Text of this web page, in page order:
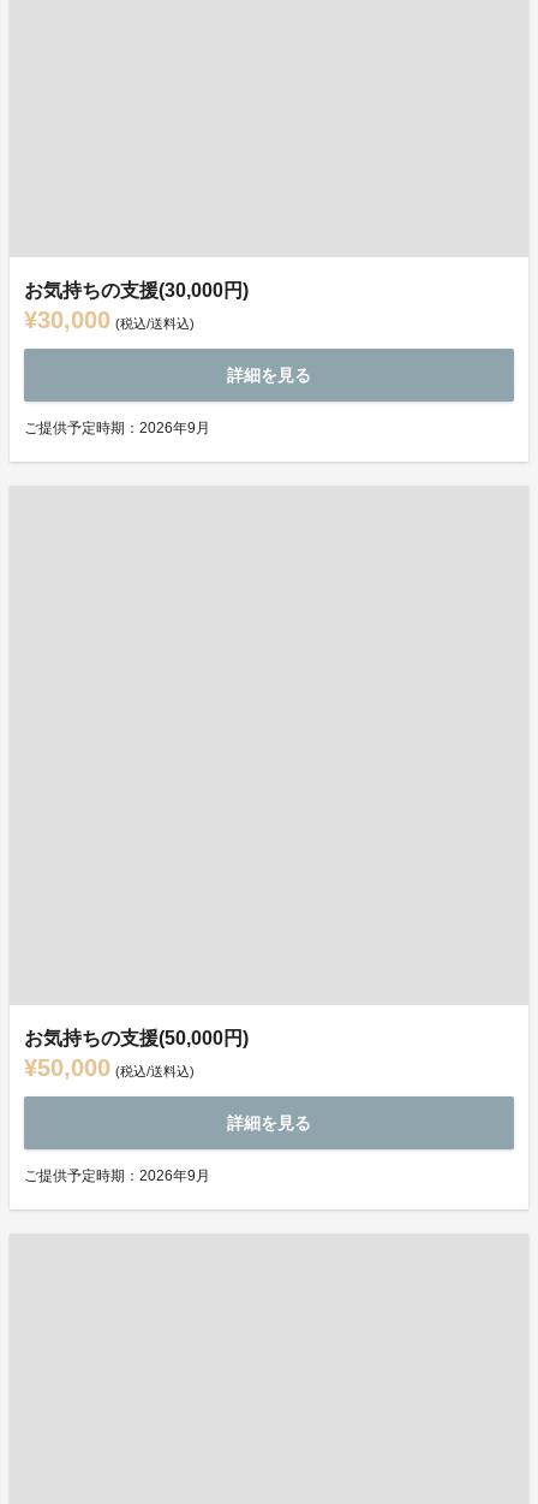
お気持ちの支援(30,000円)
¥30,000 (税込/送料込)
詳細を見る
ご提供予定時期：2026年9月
お気持ちの支援(50,000円)
¥50,000 (税込/送料込)
詳細を見る
ご提供予定時期：2026年9月